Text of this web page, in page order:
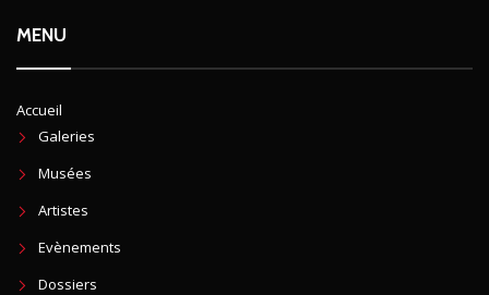
MENU
Accueil
Galeries
Musées
Artistes
Evènements
Dossiers